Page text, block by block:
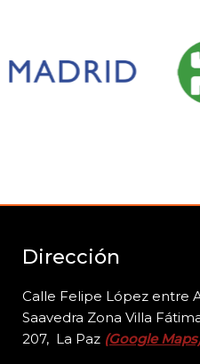
Dirección
Calle Felipe López entre
Saavedra Zona Villa
207, La Paz (Google